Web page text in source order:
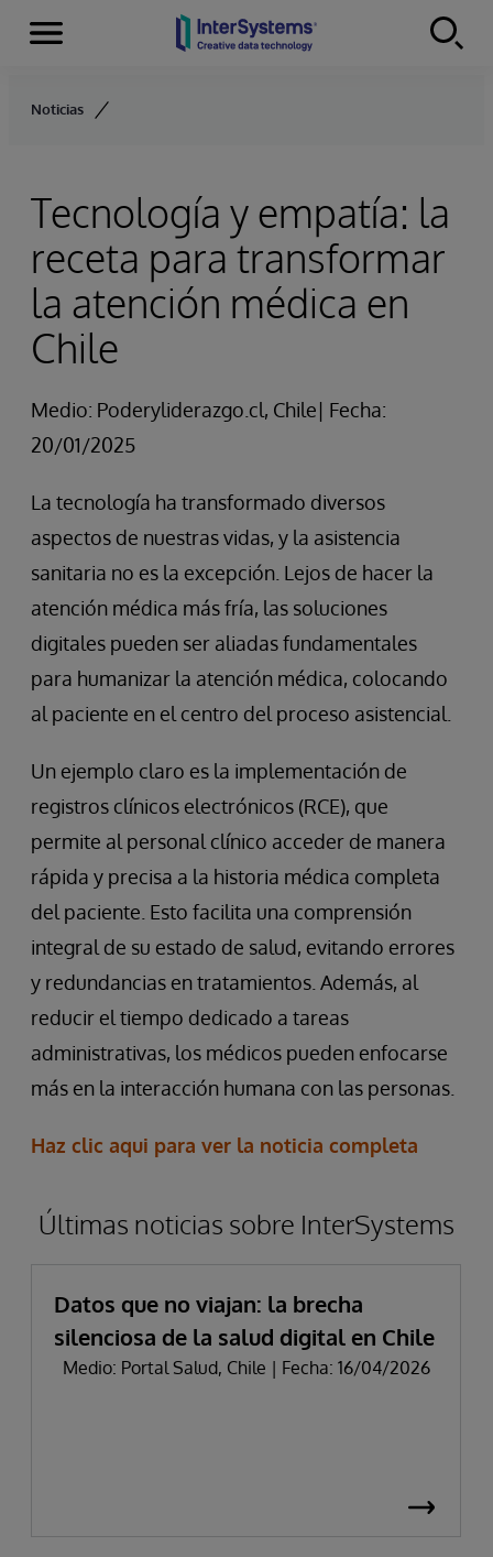
Skip to content
Secciones
Noticias
Tecnología y empatía: la
receta para transformar
la atención médica en
Chile
Medio: Poderyliderazgo.cl, Chile| Fecha:
20/01/2025
La tecnología ha transformado diversos
aspectos de nuestras vidas, y la asistencia
sanitaria no es la excepción. Lejos de hacer la
atención médica más fría, las soluciones
digitales pueden ser aliadas fundamentales
para humanizar la atención médica, colocando
al paciente en el centro del proceso asistencial.
Un ejemplo claro es la implementación de
registros clínicos electrónicos (RCE), que
permite al personal clínico acceder de manera
rápida y precisa a la historia médica completa
del paciente. Esto facilita una comprensión
integral de su estado de salud, evitando errores
y redundancias en tratamientos. Además, al
reducir el tiempo dedicado a tareas
administrativas, los médicos pueden enfocarse
más en la interacción humana con las personas.
Haz clic aqui para ver la noticia completa
Últimas noticias sobre InterSystems
Datos que no viajan: la brecha
silenciosa de la salud digital en Chile
Medio: Portal Salud, Chile | Fecha: 16/04/2026